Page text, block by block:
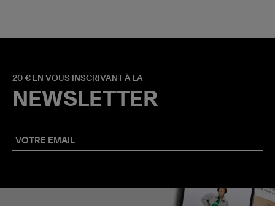
20 € EN VOUS INSCRIVANT À LA
NEWSLETTER